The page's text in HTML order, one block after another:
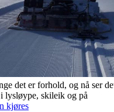
det er forhold, og nå ser
lysløype, skileik og på
kjøres